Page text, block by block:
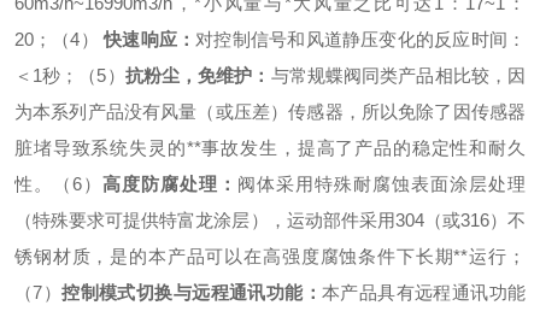
20 ； （4） 快速响应： 对控制信号和风道静压变化的反应时间：
＜ 1秒； （5） 抗粉尘，免维护： 与常规蝶阀同类产品相比较，因
为本系列产品没有风量（或压差）传感器，所以免除了因传感器
脏堵导致系统失灵的**事故发生，提高了产品的稳定性和耐久
性。
（6） 高度防腐处理： 阀体采用特殊耐腐蚀表面涂层处理
（特殊要求可提供特富龙涂层），运动部件采用304（或316）不
锈钢材质，是的本产品可以在高强度腐蚀条件下长期**运行；
（7）控制模式切换与远程通讯功能： 本产品具有远程通讯功能